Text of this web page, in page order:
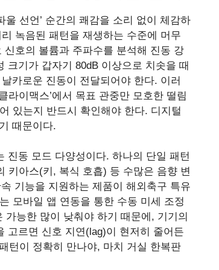
울 선언’ 순간의 쾌감을 소리 없이 체감하
녹음된 패턴을 재생하는 수준에 머무
호의 볼륨과 주파수를 분석해 진동 강
크기가 갑자기 80dB 이상으로 치솟을 때
카로운 진동이 전달되어야 한다. 이러
라이맥스’에서 목표 관중만 모호한 떨림
있는지 반드시 확인해야 한다. 디지털
때문이다.
진동 모드 다양성이다. 하나의 단일 패턴
키아스(키, 복식 호흡) 등 수많은 음향 변
기능을 지원하는 제품이 해외축구 특유
모바일 앱 연동을 통한 수동 미세 조정
능한 많이 낮춰야 하기 때문에, 기기의
고르면 신호 지연(lag)이 현저히 줄어든
턴이 정확히 만나야, 마치 거실 한복판